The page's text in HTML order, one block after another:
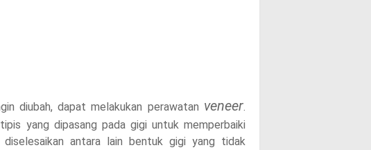
diubah, dapat melakukan perawatan veneer.
yang dipasang pada gigi untuk memperbaiki
antara lain bentuk gigi yang tidak